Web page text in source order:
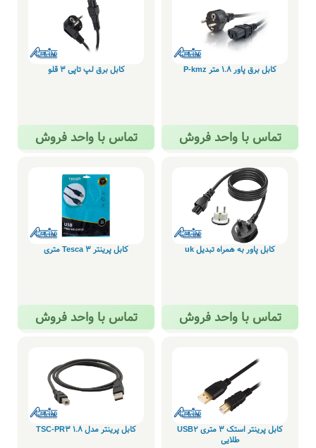
کابل برق پاور 1.8 متر P-kmz
تماس با واحد فروش
کابل برق لپ تاپی 3 قلو
تماس با واحد فروش
کابل پاور به همراه تبدیل uk
تماس با واحد فروش
کابل پرینتر Tesca 3 متری
تماس با واحد فروش
کابل پرینتر استک 3 متری USB۲
طلایی
کابل پرینتر مدل 1.8 TSC-PR3